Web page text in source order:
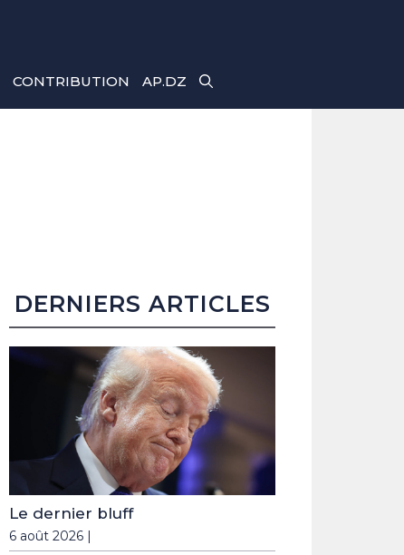
CONTRIBUTION AP.DZ
DERNIERS ARTICLES
Le dernier bluff
6 août 2026 |